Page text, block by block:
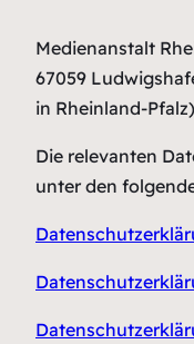
Medienanstalt
67059
in Rheinland-Pfalz)
Die relevanten
unter den